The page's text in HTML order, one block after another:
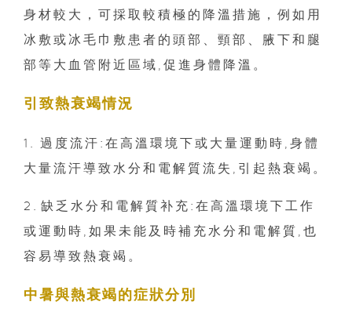
身材較大，可採取較積極的降溫措施，例如用
冰敷或冰毛巾敷患者的頭部、頸部、腋下和腿
部等大血管附近區域,促進身體降溫。
引致熱衰竭情況
1.⁠⁠過度流汗:在高溫環境下或大量運動時,身體
大量流汗導致水分和電解質流失,引起熱衰竭。
2.⁠缺乏水分和電解質补充:在高溫環境下工作
或運動時,如果未能及時補充水分和電解質,也
容易導致熱衰竭。
中暑與熱衰竭的症狀分別